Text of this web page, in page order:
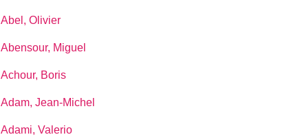
Abel, Olivier
Abensour, Miguel
Achour, Boris
Adam, Jean-Michel
Adami, Valerio